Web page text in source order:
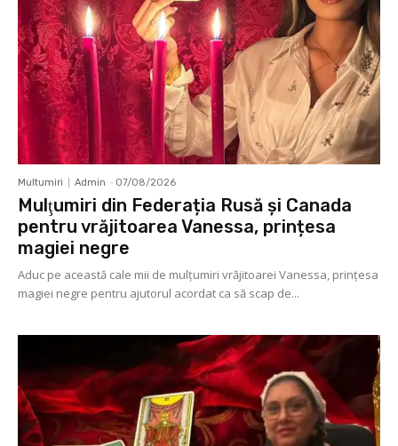
Multumiri Admin - 07/08/2026
Mulţumiri din Federația Rusă și Canada
pentru vrăjitoarea Vanessa, prințesa
magiei negre
Aduc pe această cale mii de mulţumiri vrăjitoarei Vanessa, prințesa
magiei negre pentru ajutorul acordat ca să scap de...